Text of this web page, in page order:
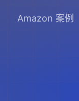
Amazon 案例